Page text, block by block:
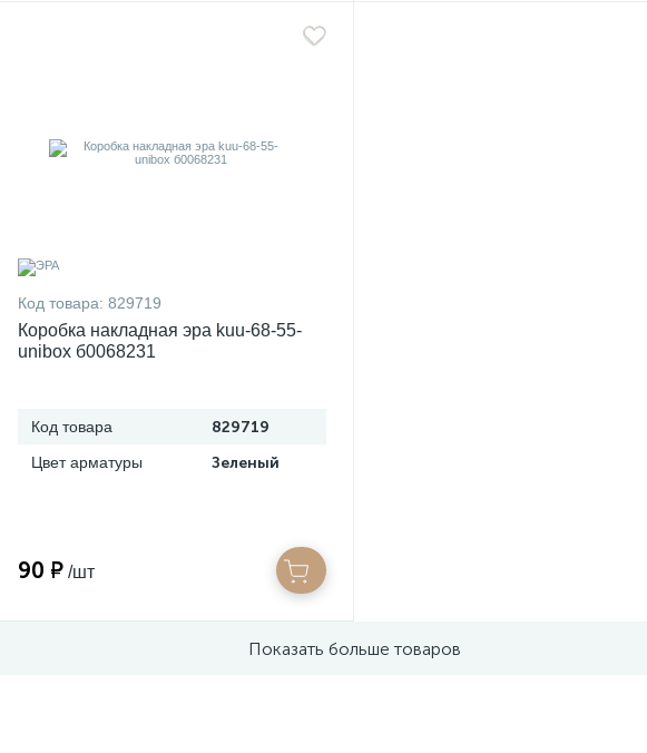
Код товара: 829719
Коробка накладная эра kuu-68-55-
unibox б0068231
Код товара 829719
Цвет арматуры Зеленый
90 ₽ /шт
Показать больше товаров